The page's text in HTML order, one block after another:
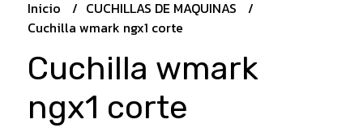
Inicio
CUCHILLAS DE MAQUINAS
Cuchilla wmark ngx1 corte
Cuchilla wmark
ngx1 corte